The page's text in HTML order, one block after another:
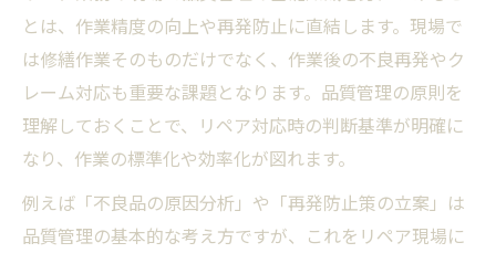
とは、作業精度の向上や再発防止に直結します。現場で
は修繕作業そのものだけでなく、作業後の不良再発やク
レーム対応も重要な課題となります。品質管理の原則を
理解しておくことで、リペア対応時の判断基準が明確に
なり、作業の標準化や効率化が図れます。
例えば「不良品の原因分析」や「再発防止策の立案」は
品質管理の基本的な考え方ですが、これをリペア現場に